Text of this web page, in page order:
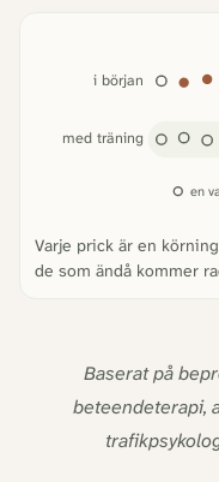
i början
med träning
en
Varje prick är en
de som ändå kommer
Baserat på
beteendeterapi,